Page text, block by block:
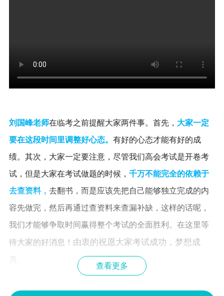
刘国峰老师在临考之前提醒大家两件事。首先， 大家一定
要在这段时间里调整好心态。 有好的心态才能有好的成
绩。其次，大家一定要注意，尽管我们高会考试是开卷考
试，但是大家在考试做题的时候， 千万不能完全的依赖于
去查资料， 去翻书，而是应该先把自己能够独立完成的内
容先做完，然后再通过查资料来查漏补缺，这样的话呢，
我们才能够争取时间赢得整个考试的全面胜利。在这里等
待大家的好消息！ 由衷的祝愿大家考试成功，梦想成
查看更多